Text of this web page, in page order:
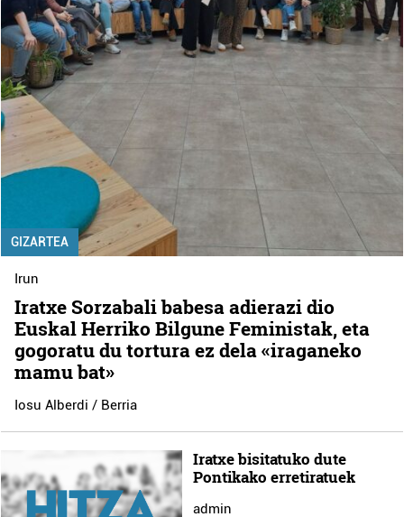
GIZARTEA
Irun
Iratxe Sorzabali babesa adierazi dio
Euskal Herriko Bilgune Feministak, eta
gogoratu du tortura ez dela «iraganeko
mamu bat»
Iosu Alberdi / Berria
Iratxe bisitatuko dute
Pontikako erretiratuek
admin